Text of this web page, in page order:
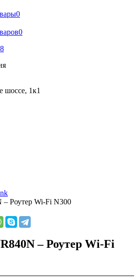
0
0
шоссе, 1к1
Роутер Wi-Fi N300
– Роутер Wi-Fi